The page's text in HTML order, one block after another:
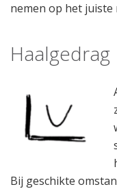
nemen op het juiste
Haalgedrag
Bij geschikte